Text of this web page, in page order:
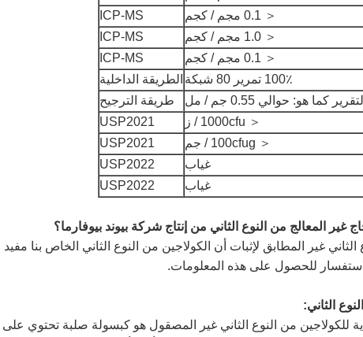
＜ 0.1 مجم / كجم
ICP-MS
＜ 1.0 مجم / كجم
ICP-MS
＜ 0.1 مجم / كجم
ICP-MS
100٪ تمرير 80 شبكة
الطريقة الداخلية
التقرير كما هو: حوالي 0.55 جم / مل
طريقة الترجيح
＜ 1000cfu / ز
USP2021
＜ 100cfug / جم
USP2021
غياب
USP2022
غياب USP2022
المعالج من النوع الثاني من إنتاج شركة بيوند بيوفارما؟
غير المطابق لإثبات أن الكولاجين من النوع الثاني الخاص بنا مفيد
للحصول على هذه المعلومات.
الثاني:
للكولاجين من النوع الثاني غير المصقول هو كبسولة صلبة تحتوي على